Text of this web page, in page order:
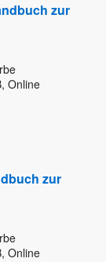
zur
Online
zur
Online